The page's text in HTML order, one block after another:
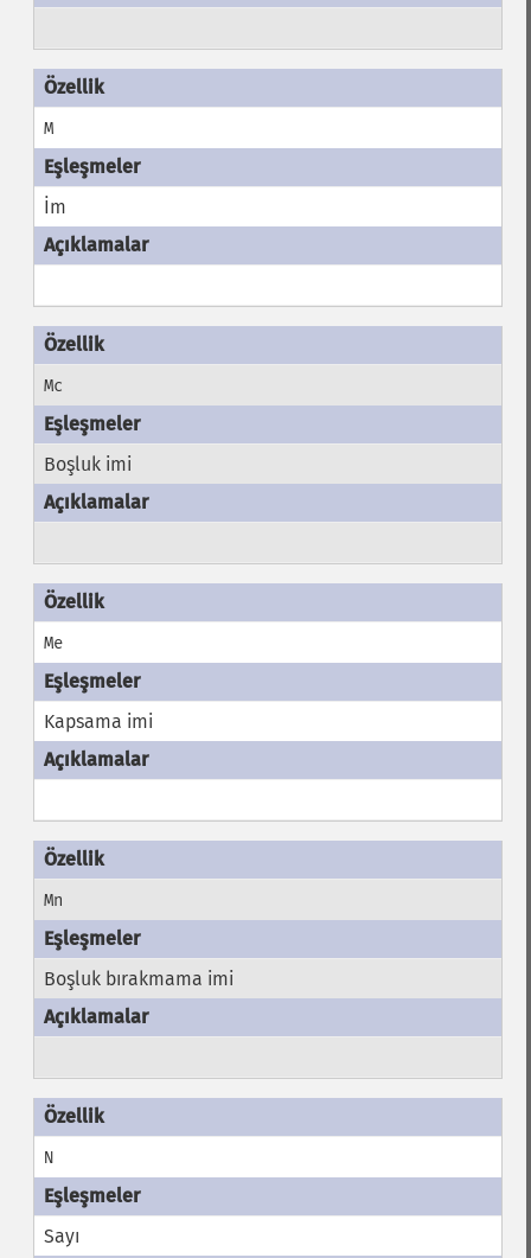
M
İm
Mc
Boşluk imi
Me
Kapsama imi
Mn
Boşluk bırakmama imi
N
Sayı